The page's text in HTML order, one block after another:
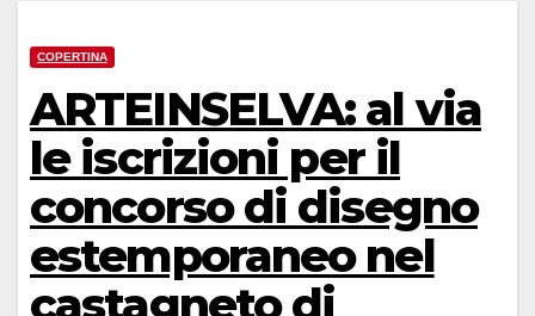
COPERTINA
ARTEINSELVA: al via
le iscrizioni per il
concorso di disegno
estemporaneo nel
castagneto di